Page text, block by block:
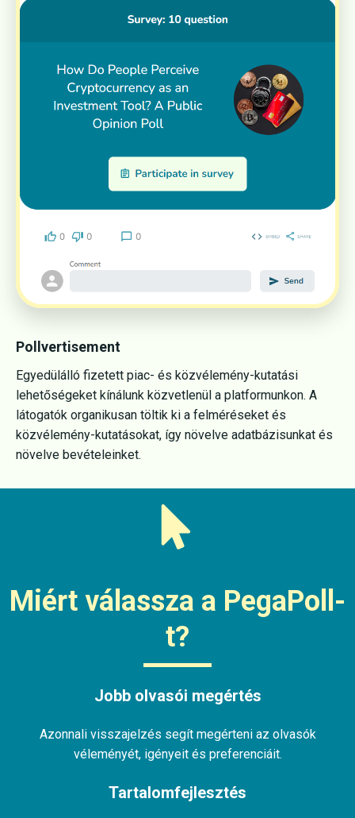
Pollvertisement
Egyedülálló fizetett piac- és közvélemény-kutatási
lehetőségeket kínálunk közvetlenül a platformunkon. A
látogatók organikusan töltik ki a felméréseket és
közvélemény-kutatásokat, így növelve adatbázisunkat és
növelve bevételeinket.
Miért válassza a PegaPoll-
t?
Jobb olvasói megértés
Azonnali visszajelzés segít megérteni az olvasók
véleményét, igényeit és preferenciáit.
Tartalomfejlesztés